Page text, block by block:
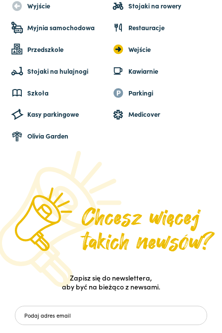
Wyjście Stojaki na rowery
Myjnia samochodowa Restauracje
Przedszkole Wejście
Stojaki na hulajnogi Kawiarnie
Szkoła Parkingi
Kasy parkingowe Medicover
Olivia Garden
Zapisz się do newslettera,
aby być na bieżąco z newsami.